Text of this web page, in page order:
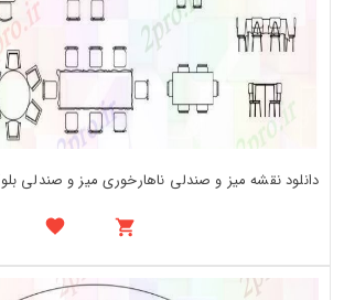
دانلود نقشه میز و صندلی ناهارخوری میز و صندلی بلوک